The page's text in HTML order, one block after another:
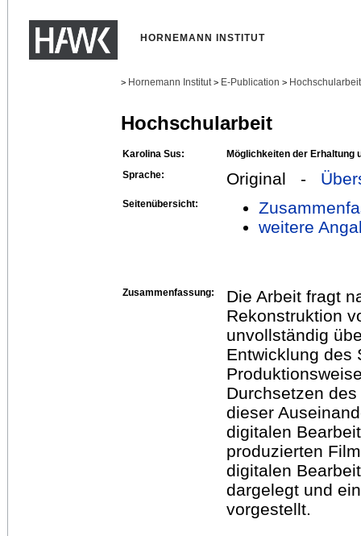
HORNEMANN INSTITUT
> Hornemann Institut > E-Publication >
Hochschularbeit
Karolina Sus:
Möglichkeiten der Erhaltung
Sprache:
Original -
Seitenübersicht:
weitere
Zusammenfassung:
Die Arbeit fragt
Rekonstruktion
unvollständig
Entwicklung des
Durchsetzen
dieser
digitalen
produzierten
digitalen
dargelegt und
vorgestellt.